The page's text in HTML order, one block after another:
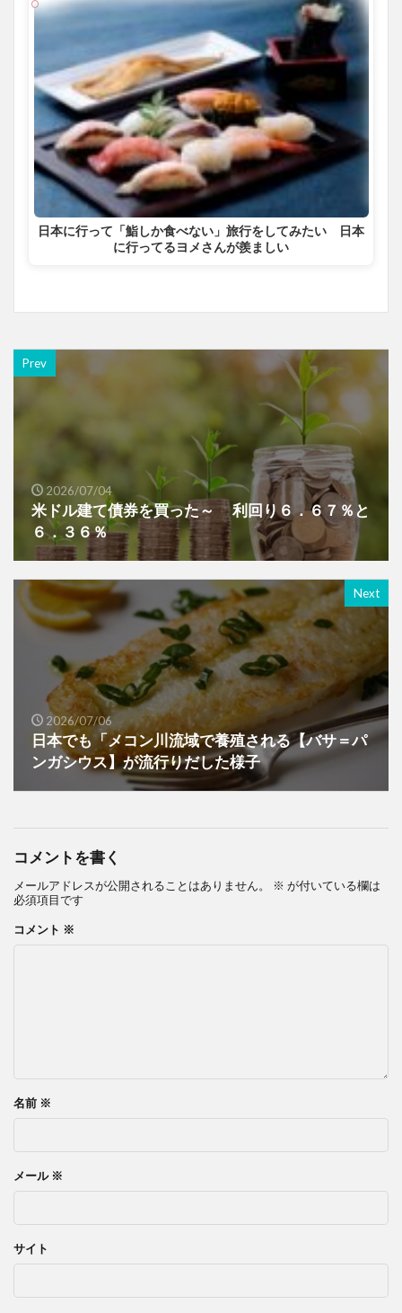
日本に行って「鮨しか食べない」旅行をしてみたい 日本
に行ってるヨメさんが羨ましい
Prev
2026/07/04
米ドル建て債券を買った～ 利回り６．６７％と
６．３６％
Next
2026/07/06
日本でも「メコン川流域で養殖される【バサ＝パ
ンガシウス】が流行りだした様子
コメントを書く
メールアドレスが公開されることはありません。 ※ が付いている欄は
必須項目です
コメント ※
名前 ※
メール ※
サイト